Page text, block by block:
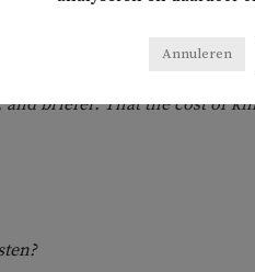
deserve innocence. That
briefer. That the cost of
Annuleren